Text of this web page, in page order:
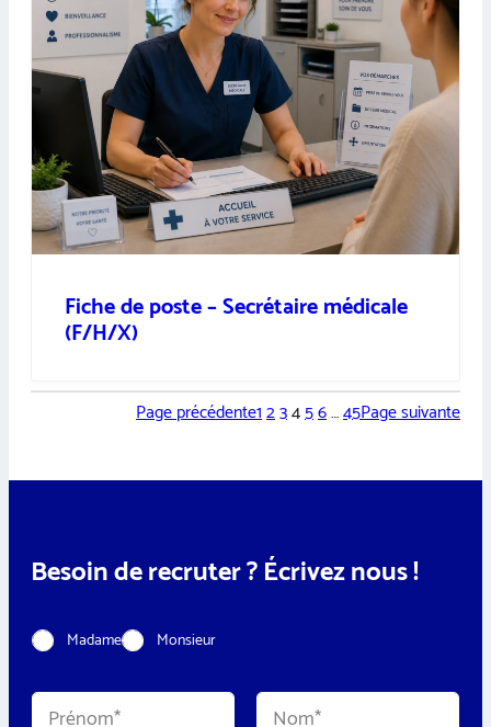
Fiche de poste – Secrétaire médicale
(F/H/X)
Page précédente123456…45Page suivante
Besoin de recruter ? Écrivez nous !
C
i
Madame Monsieur
N